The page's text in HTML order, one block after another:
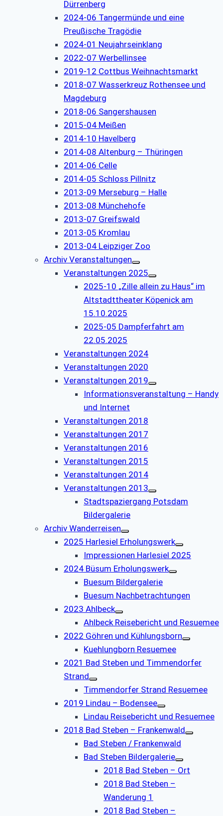
Dürrenberg
2024-06 Tangermünde und eine
Preußische Tragödie
2024-01 Neujahrseinklang
2022-07 Werbellinsee
2019-12 Cottbus Weihnachtsmarkt
2018-07 Wasserkreuz Rothensee und
Magdeburg
2018-06 Sangershausen
2015-04 Meißen
2014-10 Havelberg
2014-08 Altenburg – Thüringen
2014-06 Celle
2014-05 Schloss Pillnitz
2013-09 Merseburg – Halle
2013-08 Münchehofe
2013-07 Greifswald
2013-05 Kromlau
2013-04 Leipziger Zoo
Archiv Veranstaltungen
Veranstaltungen 2025
2025-10 „Zille allein zu Haus“ im
Altstadttheater Köpenick am
15.10.2025
2025-05 Dampferfahrt am
22.05.2025
Veranstaltungen 2024
Veranstaltungen 2020
Veranstaltungen 2019
Informationsveranstaltung – Handy
und Internet
Veranstaltungen 2018
Veranstaltungen 2017
Veranstaltungen 2016
Veranstaltungen 2015
Veranstaltungen 2014
Veranstaltungen 2013
Stadtspaziergang Potsdam
Bildergalerie
Archiv Wanderreisen
2025 Harlesiel Erholungswerk
Impressionen Harlesiel 2025
2024 Büsum Erholungswerk
Buesum Bildergalerie
Buesum Nachbetrachtungen
2023 Ahlbeck
Ahlbeck Reisebericht und Resuemee
2022 Göhren und Kühlungsborn
Kuehlungborn Resuemee
2021 Bad Steben und Timmendorfer
Strand
Timmendorfer Strand Resuemee
2019 Lindau – Bodensee
Lindau Reisebericht und Resuemee
2018 Bad Steben – Frankenwald
Bad Steben / Frankenwald
Bad Steben Bildergalerie
2018 Bad Steben – Ort
2018 Bad Steben –
Wanderung 1
2018 Bad Steben –